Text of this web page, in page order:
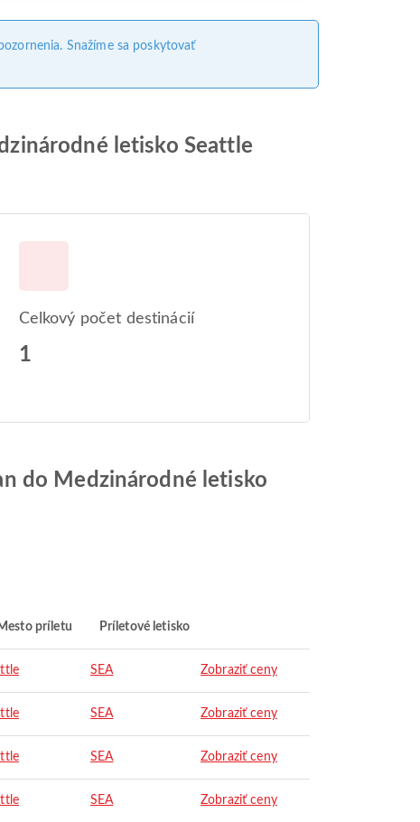
Snažíme sa poskytovať
letisko Seattle
Celkový počet destinácií
1
do Medzinárodné letisko
príletu Príletové letisko
SEA Zobraziť ceny
SEA Zobraziť ceny
SEA Zobraziť ceny
SEA Zobraziť ceny